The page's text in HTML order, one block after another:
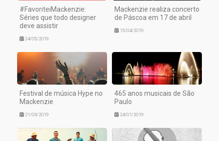
#FavoriteiMackenzie:
Séries que todo designer
deve assistir
24/05/2019
Mackenzie realiza concerto
de Páscoa em 17 de abril
15/04/2019
Festival de música Hype no
Mackenzie
21/03/2019
465 anos musicais de São
Paulo
24/01/2019